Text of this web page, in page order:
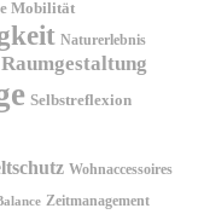
Mobilität
Naturerlebnis
Raumgestaltung
Selbstreflexion
Wohnaccessoires
Zeitmanagement